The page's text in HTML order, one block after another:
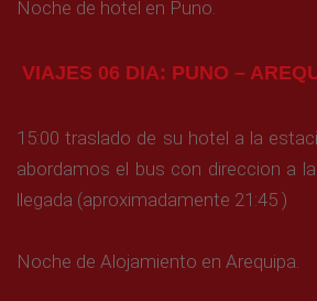
Noche de hotel en Puno.
VIAJES 06 DIA: PUNO –
15:00 traslado de su hotel a la
abordamos el bus con direccion a
llegada (aproximadamente 21:45 )
Noche de Alojamiento en Arequipa.